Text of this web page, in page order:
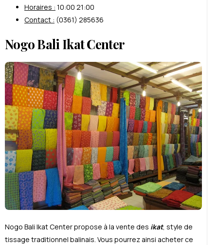
Horaires : 10:00 21:00
Contact : (0361) 285636
Nogo Bali Ikat Center
Nogo Bali Ikat Center propose à la vente des ikat, style de
tissage traditionnel balinais. Vous pourrez ainsi acheter ce